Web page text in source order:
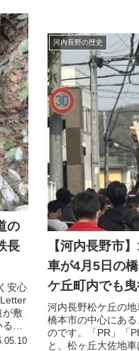
の
長
安心
が敷
と
河内長野の歴史
【河内長野市
車が4月5日の
ケ丘町内でも
河内長野松ケ丘の
橋本市の中心にあ
のです。「PR」「
と、松ヶ丘大佐地